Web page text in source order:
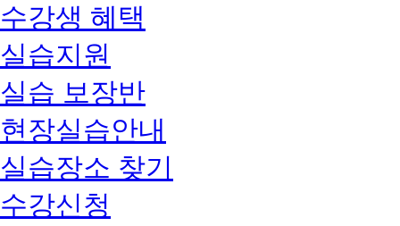
수강생 혜택
실습지원
실습 보장반
현장실습안내
실습장소 찾기
수강신청